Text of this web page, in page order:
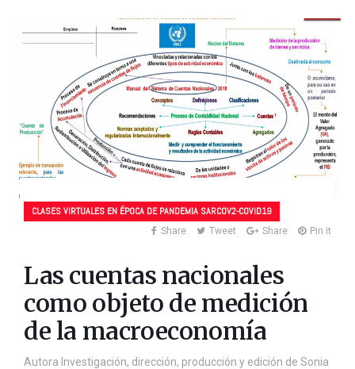
CLASES VIRTUALES EN ÉPOCA DE PANDEMIA SARCOV2-COVID19
Share Tweet Share Pin it
Las cuentas nacionales
como objeto de medición
de la macroeconomía
Autora Investigación, dirección, producción y edición de Sonia